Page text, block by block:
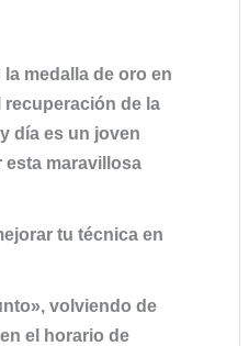
medalla de oro en
recuperación de la
día es un joven
maravillosa
tu técnica en
volviendo de
el horario de